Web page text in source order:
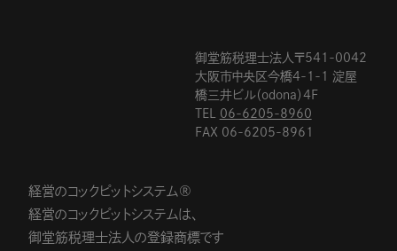
御堂筋税理士法人〒541-0042
大阪市中央区今橋4-1-1 淀屋
橋三井ビル（odona）4F
TEL 06-6205-8960
FAX 06-6205-8961
経営のコックピットシステム®
経営のコックピットシステムは、
御堂筋税理士法人の登録商標です